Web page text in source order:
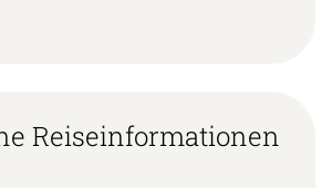
Reiseinformationen